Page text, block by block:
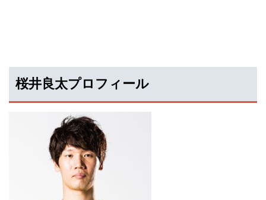
桜井良太プロフィール